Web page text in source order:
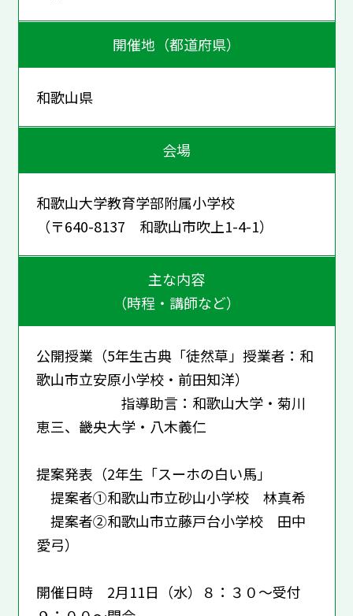
開催地（都道府県）
和歌山県
会場
和歌山大学教育学部附属小学校
（〒640-8137 和歌山市吹上1-4-1）
主な内容
（時程・講師など）
公開授業（5年生古典「徒然草」授業者：和
歌山市立安原小学校・前田知洋）
指導助言：和歌山大学・菊川
恵三、畿央大学・八木義仁
提案発表（2年生「スーホの白い馬」
提案者①和歌山市立砂山小学校 林真希
提案者②和歌山市立藤戸台小学校 田中
愛弓）
開催日時 2月11日（水）８：３０～受付